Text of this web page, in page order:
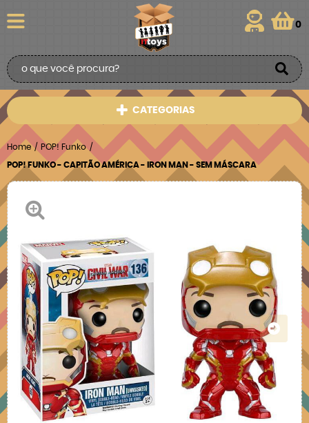
0
CATEGORIAS
Home POP! Funko
POP! FUNKO - CAPITÃO AMÉRICA - IRON MAN - SEM MÁSCARA